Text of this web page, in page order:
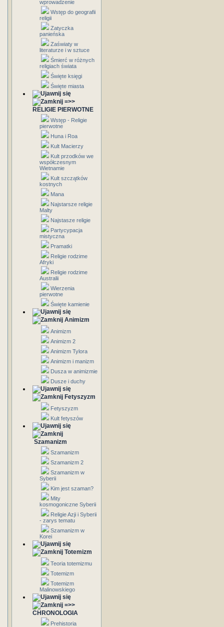
wprowadzenie
Wstęp do geografii
religii
Zatyczka
panieńska
Zaświaty w
literaturze i w sztuce
Śmierć w różnych
religiach świata
Święte księgi
Święte miasta
=>>
RELIGIE PIERWOTNE
Wstęp - Religie
pierwotne
Huna i Roa
Kult Macierzy
Kult przodków we
współczesnym
Wietnamie
Kult szczątków
kostnych
Mana
Najstarsze religie
Malty
Najstasze religie
Partycypacja
mistyczna
Pramatki
Religie rodzime
Afryki
Religie rodzime
Australii
Wierzenia
pierwotne
Święte kamienie
Animizm
Animizm
Animizm 2
Animizm Tylora
Animizm i manizm
Dusza w animizmie
Dusze i duchy
Fetyszyzm
Fetyszyzm
Kult fetyszów
Szamanizm
Szamanizm
Szamanizm 2
Szamanizm w
Syberii
Kim jest szaman?
Mity
kosmogoniczne Syberii
Religie Azji i Syberii
- zarys tematu
Szamanizm w
Korei
Totemizm
Teoria totemizmu
Totemizm
Totemizm
Malinowskiego
=>>
CHRONOLOGIA
Prehistoria